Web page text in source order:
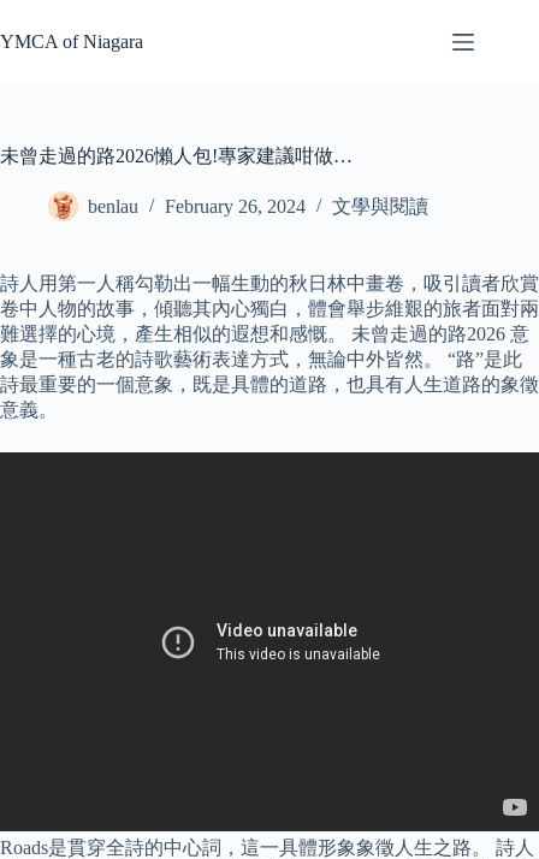
to
content
YMCA of Niagara
未曾走過的路2026懶人包!專家建議咁做…
benlau February 26, 2024 文學與閱讀
詩人用第一人稱勾勒出一幅生動的秋日林中畫卷，吸引讀者欣賞
卷中人物的故事，傾聽其內心獨白，體會舉步維艱的旅者面對兩
難選擇的心境，產生相似的遐想和感慨。 未曾走過的路2026 意
象是一種古老的詩歌藝術表達方式，無論中外皆然。 “路”是此
詩最重要的一個意象，既是具體的道路，也具有人生道路的象徵
意義。
Roads是貫穿全詩的中心詞，這一具體形象象徵人生之路。 詩人